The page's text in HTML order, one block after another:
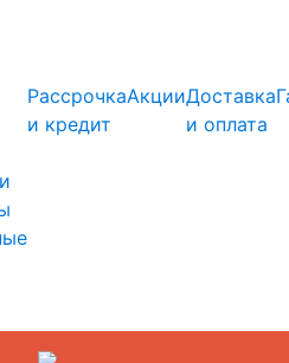
Рассрочка
и кредит
АкцииДоставка
и оплата